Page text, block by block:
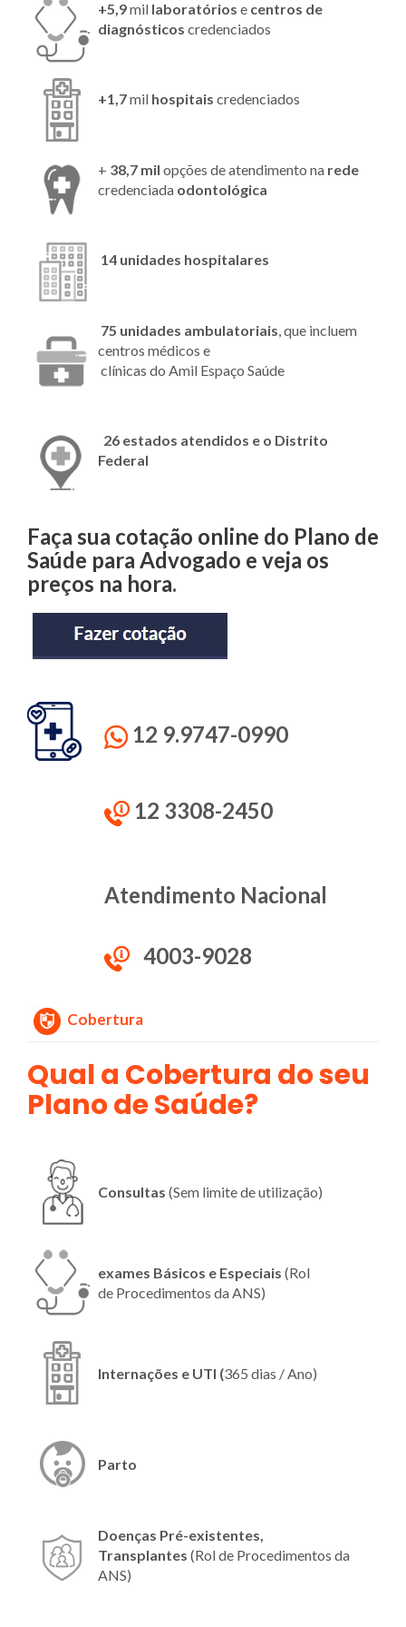
+5,9mil laboratórios e centros de
diagnósticos credenciados
+1,7mil hospitais credenciados
+ 38,7 mil opções de atendimento na rede
credenciada odontológica
14 unidades hospitalares
75 unidades ambulatoriais, que incluem
centros médicos e
clínicas do Amil Espaço Saúde
26 estados atendidos e o Distrito
Federal
Faça sua cotação online do Plano de
Saúde para Advogado e veja os
preços na hora.
12 9.9747-0990
12 3308-2450
Atendimento Nacional
4003-9028
Cobertura
Qual a Cobertura do seu
Plano de Saúde?
Consultas (Sem limite de utilização)
exames Básicos e Especiais (Rol
de Procedimentos da ANS)
Internações e UTI (365 dias / Ano)
Parto
Doenças Pré-existentes,
Transplantes (Rol de Procedimentos da
ANS)